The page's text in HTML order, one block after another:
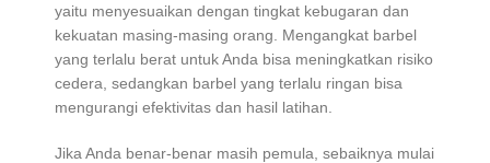
yaitu menyesuaikan dengan tingkat kebugaran dan
kekuatan masing-masing orang. Mengangkat barbel
yang terlalu berat untuk Anda bisa meningkatkan risiko
cedera, sedangkan barbel yang terlalu ringan bisa
mengurangi efektivitas dan hasil latihan.
Jika Anda benar-benar masih pemula, sebaiknya mulai